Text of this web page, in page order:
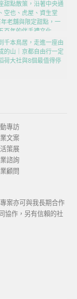
甜點散策，沿著中央通
空也、虎屋、資生堂
老舖與限定甜點，一
百年的伴手禮文化
千本鳥居，走進一座由
的山｜京都自由行一定
荷大社與8個最值得停
專訪
文案
策展
諮詢
顧問
案亦可與我長期合作
協作，另有信賴的社